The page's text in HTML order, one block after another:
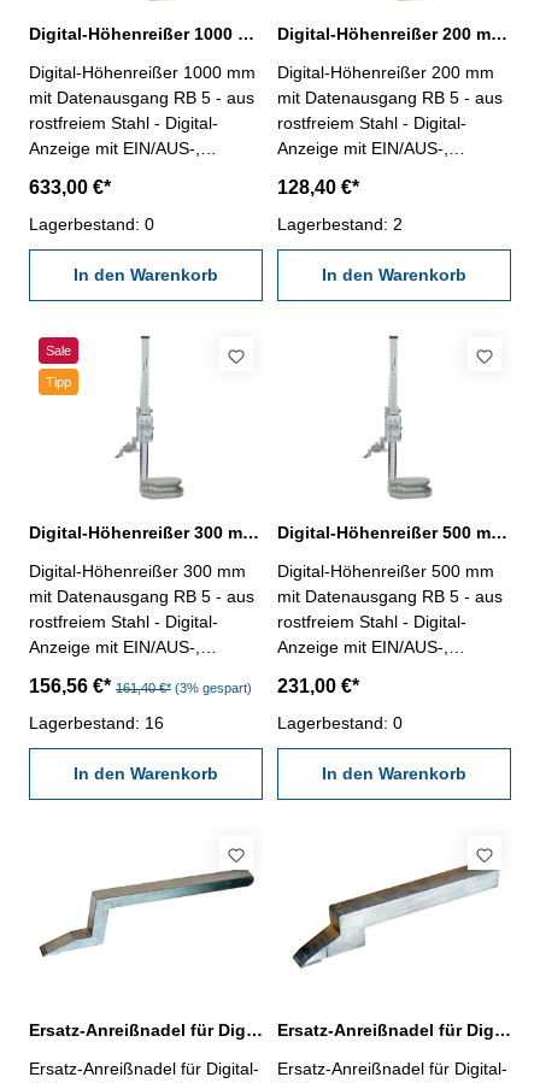
Digital-Höhenreißer 1000 mm Messbereich
Digital-Höhenreißer 1000 mm
mit Datenausgang RB 5 - aus
rostfreiem Stahl - Digital-
Anzeige mit EIN/AUS-,
Hold- und Set-Taste -
Ablesung: 0,01 mm / 0,0005" -
mit Datenausgang RB 5 - mit
Hartmetall-Anreißnadel
Messbereich: 1000 mm
beachten Sie unsere
Lieferbedingungen!
633,00 €*
Lagerbestand: 0
In den Warenkorb
Digital-Höhenreißer 200 mm Messbereich
Digital-Höhenreißer 200 mm
mit Datenausgang RB 5 - aus
rostfreiem Stahl - Digital-
Anzeige mit EIN/AUS-,
Hold- und Set-Taste -
Ablesung: 0,01 mm / 0,0005" -
mit Datenausgang RB 5 - mit
Hartmetall-Anreißnadel
Messbereich: 200 mm
128,40 €*
Lagerbestand: 2
In den Warenkorb
Sale
Tipp
Digital-Höhenreißer 300 mm Messbereich
Digital-Höhenreißer 300 mm
mit Datenausgang RB 5 - aus
rostfreiem Stahl - Digital-
Anzeige mit EIN/AUS-,
Hold- und Set-Taste -
Ablesung: 0,01 mm / 0,0005" -
mit Datenausgang RB 5 - mit
Hartmetall-Anreißnadel
Messbereich: 300 mm
156,56 €* 161,40 €* (3% gespart)
Lagerbestand: 16
In den Warenkorb
Digital-Höhenreißer 500 mm Messbereich
Digital-Höhenreißer 500 mm
mit Datenausgang RB 5 - aus
rostfreiem Stahl - Digital-
Anzeige mit EIN/AUS-,
Hold- und Set-Taste -
Ablesung: 0,01 mm / 0,0005" -
mit Datenausgang RB 5 - mit
Hartmetall-Anreißnadel
Messbereich: 500 mm
231,00 €*
Lagerbestand: 0
In den Warenkorb
Ersatz-Anreißnadel für Digital-Höhenreißer 1000 mm
Ersatz-Anreißnadel für Digital-
Ersatz-Anreißnadel für Digital-Höhenreißer 500 mm
Ersatz-Anreißnadel für Digital-